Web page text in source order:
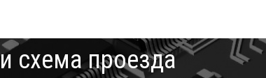
схема проезда